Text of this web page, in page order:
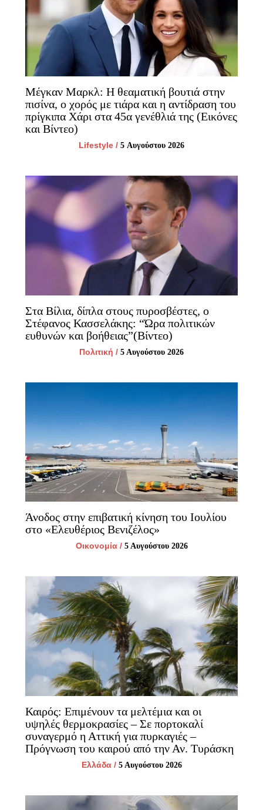
Μέγκαν Μαρκλ: Η θεαματική βουτιά στην
πισίνα, ο χορός με τιάρα και η αντίδραση του
πρίγκιπα Χάρι στα 45α γενέθλιά της (Εικόνες
και Βίντεο)
Lifestyle / 5 Αυγούστου 2026
Στα Βίλια, δίπλα στους πυροσβέστες, ο
Στέφανος Κασσελάκης: “Ώρα πολιτικών
ευθυνών και βοήθειας”(Βίντεο)
Πολιτική / 5 Αυγούστου 2026
Άνοδος στην επιβατική κίνηση του Ιουλίου
στο «Ελευθέριος Βενιζέλος»
Οικονομία/ 5 Αυγούστου 2026
Καιρός: Επιμένουν τα μελτέμια και οι
υψηλές θερμοκρασίες – Σε πορτοκαλί
συναγερμό η Αττική για πυρκαγιές –
Πρόγνωση του καιρού από την Αν. Τυράσκη
Ελλάδα/ 5 Αυγούστου 2026